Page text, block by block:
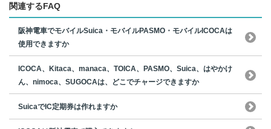
関連するFAQ
阪神電車でモバイルSuica・モバイルPASMO・モバイルICOCAは
使用できますか
ICOCA、Kitaca、manaca、TOICA、PASMO、Suica、はやかけ
ん、nimoca、SUGOCAは、どこでチャージできますか
SuicaでIC定期券は作れますか